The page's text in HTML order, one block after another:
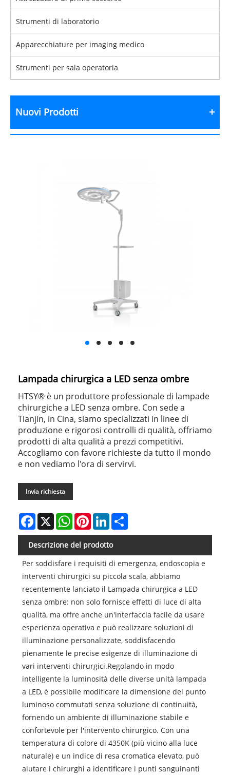
Strumenti di laboratorio
Apparecchiature per imaging medico
Strumenti per sala operatoria
Nuovi Prodotti
Lampada chirurgica a LED senza ombre
HTSY® è un produttore professionale di lampade
chirurgiche a LED senza ombre. Con sede a
Tianjin, in Cina, siamo specializzati in linee di
produzione e rigorosi controlli di qualità, offriamo
prodotti di alta qualità a prezzi competitivi.
Accogliamo con favore richieste da tutto il mondo
e non vediamo l'ora di servirvi.
Invia richiesta
Facebook
X WhatsAppPinterestLinkedIn
Descrizione del prodotto
Per soddisfare i requisiti di emergenza, endoscopia e
interventi chirurgici su piccola scala, abbiamo
recentemente lanciato il Lampada chirurgica a LED
senza ombre: non solo fornisce effetti di luce di alta
qualità, ma offre anche un'interfaccia facile da usare
esperienza operativa e può realizzare soluzioni di
illuminazione personalizzate, soddisfacendo
pienamente le precise esigenze di illuminazione di
vari interventi chirurgici.Regolando in modo
intelligente la luminosità delle diverse unità lampada
a LED, è possibile modificare la dimensione del punto
luminoso commutati senza soluzione di continuità,
fornendo un ambiente di illuminazione stabile e
confortevole per l'intervento chirurgico. Con una
temperatura di colore di 4350K (più vicino alla luce
naturale) e un indice di resa cromatica elevato, può
aiutare i chirurghi a identificare i punti sanguinanti